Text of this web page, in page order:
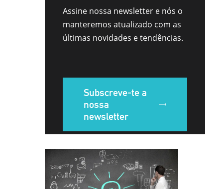
Assine nossa newsletter e nós o
manteremos atualizado com as
últimas novidades e tendências.
Subscreve-te a
nossa
newsletter